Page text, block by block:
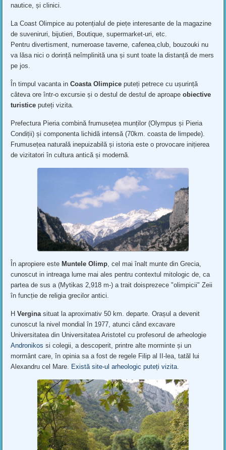
nautice, și clinici.
La Coast Olimpice au potențialul de piețe interesante de la magazine
de suveniruri, bijutieri, Boutique, supermarket-uri, etc.
Pentru divertisment, numeroase taverne, cafenea,club, bouzouki nu
va lăsa nici o dorință neîmplinită una și sunt toate la distanță de mers
pe jos.
În timpul vacanta inCoasta Olimpice puteți petrece cu ușurință
câteva ore într-o excursie și o destul de destul de aproapeobiective
turistice puteți vizita.
Prefectura Pieria combină frumusețea munților (Olympus și Pieria
Condiții) și componenta lichidă intensă (70km. coasta de limpede).
Frumusețea naturală inepuizabilă și istoria este o provocare inițierea
de vizitatori în cultura antică și modernă.
În apropiere este Muntele Olimp , cel mai înalt munte din Grecia,
cunoscut in intreaga lume mai ales pentru contextul mitologic de, ca
partea de sus a (Mytikas 2,918 m-) a trait doisprezece "olimpicii" Zeii
în funcție de religia grecilor antici.
Η Vergina situat la aproximativ 50 km. departe. Orașul a devenit
cunoscut la nivel mondial în 1977, atunci când excavare
Universitatea din Universitatea Aristotel cu profesorul de arheologie
Andronikos si colegii, a descoperit, printre alte morminte și un
mormânt care, în opinia sa a fost de regele Filip al II-lea, tatăl lui
Alexandru cel Mare.
Există site-ul arheologic puteți vizita